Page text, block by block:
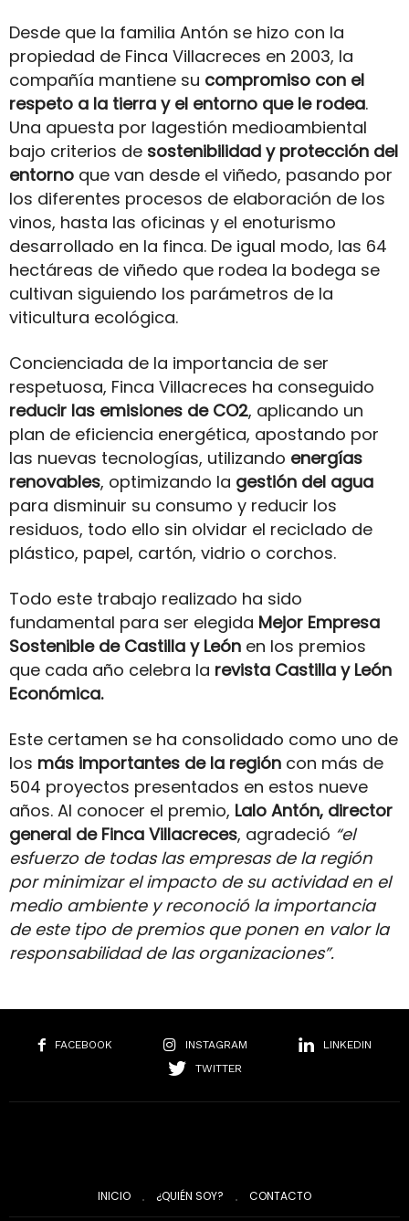
Desde que la familia Antón se hizo con la
propiedad de Finca Villacreces en 2003, la
compañía mantiene su compromiso con el
respeto a la tierra y el entorno que le rodea.
Una apuesta por lagestión medioambiental
bajo criterios de sostenibilidad y protección del
entorno que van desde el viñedo, pasando por
los diferentes procesos de elaboración de los
vinos, hasta las oficinas y el enoturismo
desarrollado en la finca. De igual modo, las 64
hectáreas de viñedo que rodea la bodega se
cultivan siguiendo los parámetros de la
viticultura ecológica.
Concienciada de la importancia de ser
respetuosa, Finca Villacreces ha conseguido
reducir las emisiones de CO2, aplicando un
plan de eficiencia energética, apostando por
las nuevas tecnologías, utilizando energías
renovables, optimizando la gestión del agua
para disminuir su consumo y reducir los
residuos, todo ello sin olvidar el reciclado de
plástico, papel, cartón, vidrio o corchos.
Todo este trabajo realizado ha sido
fundamental para ser elegida Mejor Empresa
Sostenible de Castilla y León en los premios
que cada año celebra la revista Castilla y León
Económica.
Este certamen se ha consolidado como uno de
los más importantes de la región con más de
504 proyectos presentados en estos nueve
años. Al conocer el premio, Lalo Antón, director
general de Finca Villacreces, agradeció “el
esfuerzo de todas las empresas de la región
por minimizar el impacto de su actividad en el
medio ambiente y reconoció la importancia
de este tipo de premios que ponen en valor la
responsabilidad de las organizaciones”.
FACEBOOK INSTAGRAM
LINKEDIN
TWITTER
INICIO ¿QUIÉN SOY? CONTACTO